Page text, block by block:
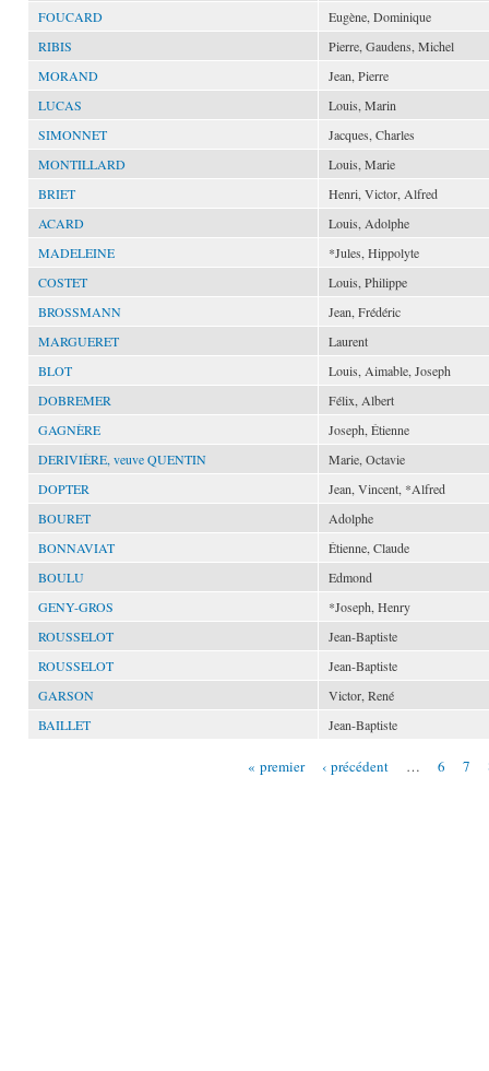
FOUCARD
Eugène, Dominique
RIBIS
Pierre, Gaudens, Michel
MORAND
Jean, Pierre
LUCAS
Louis, Marin
SIMONNET
Jacques, Charles
MONTILLARD
Louis, Marie
BRIET
Henri, Victor, Alfred
ACARD
Louis, Adolphe
MADELEINE
*Jules, Hippolyte
COSTET
Louis, Philippe
BROSSMANN
Jean, Frédéric
MARGUERET
Laurent
BLOT
Louis, Aimable, Joseph
DOBREMER
Félix, Albert
GAGNÈRE
Joseph, Étienne
DERIVIÈRE, veuve QUENTIN
Marie, Octavie
DOPTER
Jean, Vincent, *Alfred
BOURET
Adolphe
BONNAVIAT
Étienne, Claude
BOULU
Edmond
GENY-GROS
*Joseph, Henry
ROUSSELOT
Jean-Baptiste
ROUSSELOT
Jean-Baptiste
GARSON
Victor, René
BAILLET
Jean-Baptiste
« premier ‹ précédent … 6 7